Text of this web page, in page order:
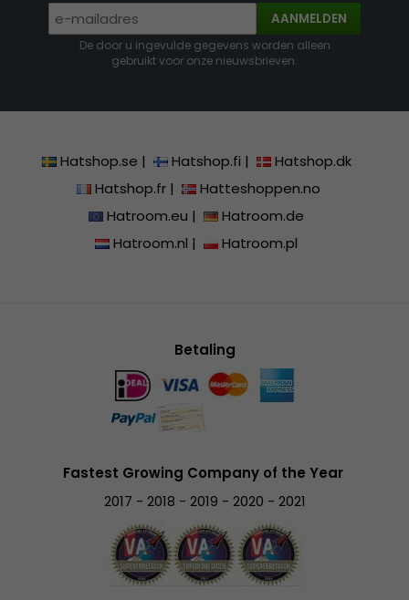
AANMELDEN
De door u ingevulde gegevens worden alleen
gebruikt voor onze nieuwsbrieven.
Hatshop.se | Hatshop.fi |
Hatshop.dk
Hatshop.fr|
Hatteshoppen.no
Hatroom.eu |
Hatroom.de
Hatroom.nl | Hatroom.pl
Betaling
Fastest Growing Company of the Year
2017 - 2018 - 2019 - 2020 - 2021